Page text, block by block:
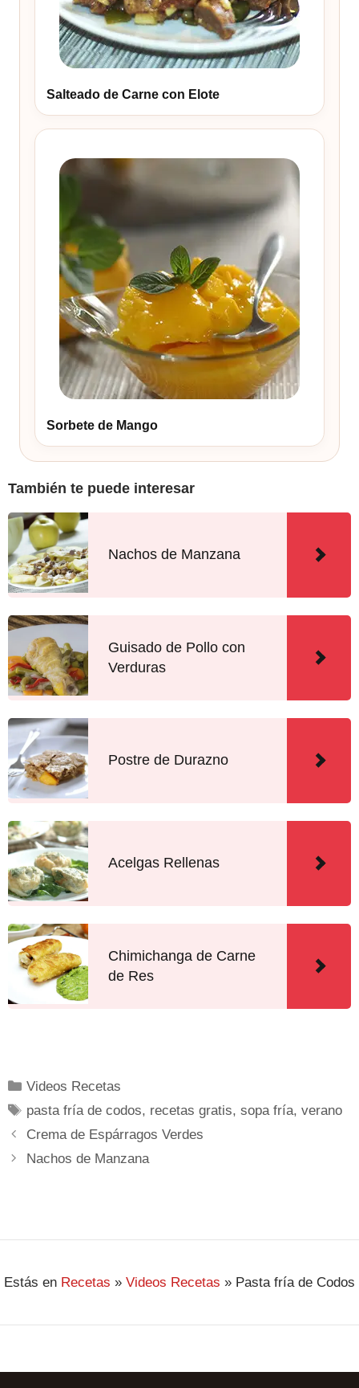
Salteado de Carne con Elote
Sorbete de Mango
También te puede interesar
Nachos de Manzana
Guisado de Pollo con
Verduras
Postre de Durazno
Acelgas Rellenas
Chimichanga de Carne
de Res
Videos Recetas
pasta fría de codos, recetas gratis,sopa fría,verano
Crema de Espárragos Verdes
Nachos de Manzana
Estás en Recetas » Videos Recetas » Pasta fría de Codos